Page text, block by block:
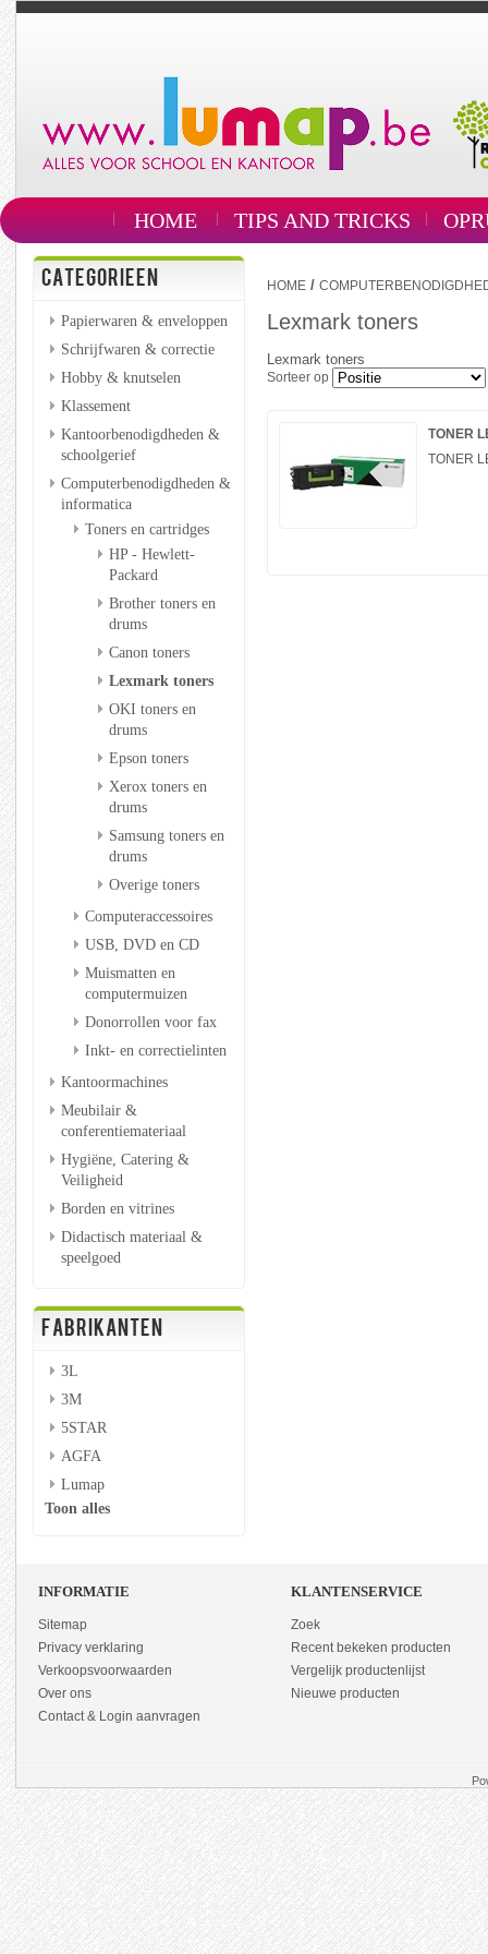
HOME TIPS AND TRICKS
CATEGORIEEN
Papierwaren & enveloppen
Schrijfwaren & correctie
Hobby & knutselen
Klassement
Kantoorbenodigdheden &
schoolgerief
Computerbenodigdheden &
informatica
Toners en cartridges
HP - Hewlett-
Packard
Brother toners en
drums
Canon toners
Lexmark toners
OKI toners en
drums
Epson toners
Xerox toners en
drums
Samsung toners en
drums
Overige toners
Computeraccessoires
USB, DVD en CD
Muismatten en
computermuizen
Donorrollen voor fax
Inkt- en correctielinten
Kantoormachines
Meubilair &
conferentiemateriaal
Hygiëne, Catering &
Veiligheid
Borden en vitrines
Didactisch materiaal &
speelgoed
FABRIKANTEN
3L
3M
5STAR
AGFA
Lumap
Toon alles
HOME /
Lexmark toners
Lexmark toners
Sorteer op
TONER
TONER
INFORMATIE
Sitemap
Privacy verklaring
Verkoopsvoorwaarden
Over ons
Contact & Login aanvragen
KLANTENSERVICE
Zoek
Recent bekeken producten
Vergelijk productenlijst
Nieuwe producten